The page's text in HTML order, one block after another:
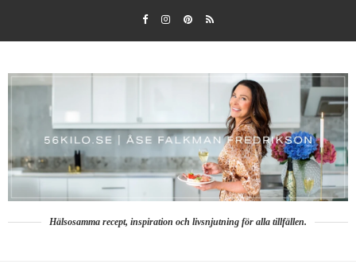
Hälsosamma recept, inspiration och livsnjutning för alla tillfällen.